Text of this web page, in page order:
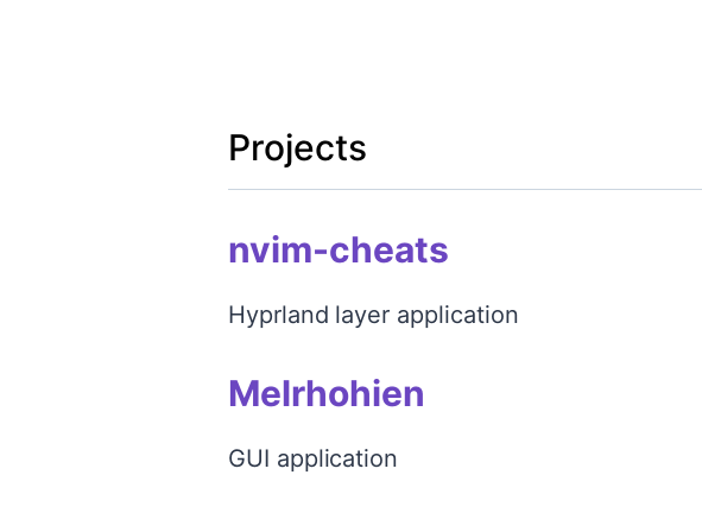
Projects
nvim-cheats
Hyprland layer application
Melrhohien
GUI application